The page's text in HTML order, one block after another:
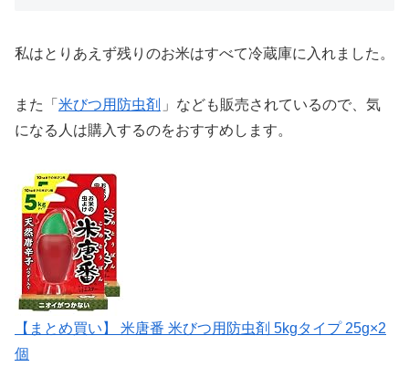
私はとりあえず残りのお米はすべて冷蔵庫に入れました。
また「 米びつ用防虫剤 」なども販売されているので、気
になる人は購入するのをおすすめします。
【まとめ買い】 米唐番 米びつ用防虫剤 5kgタイプ 25g×2
個